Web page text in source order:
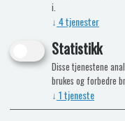
i.
↓ 4tjenester
Statistikk
Disse tjenestene
brukes og forbedre
↓ 1tjeneste